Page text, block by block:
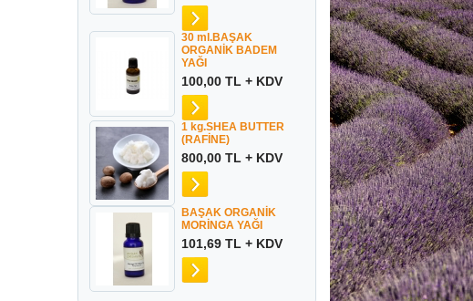
30 ml.BAŞAK
ORGANİK BADEM
YAĞI
100,00 TL + KDV
1 kg.SHEA BUTTER
(RAFİNE)
800,00 TL + KDV
BAŞAK ORGANİK
MORİNGA YAĞI
101,69 TL + KDV